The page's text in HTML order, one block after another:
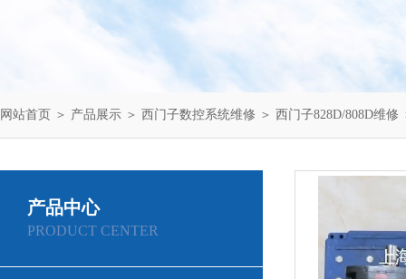
网站首页 ＞ 产品展示 ＞ 西门子数控系统维修 ＞ 西门子828D/808D维修
产品中心
PRODUCT CENTER